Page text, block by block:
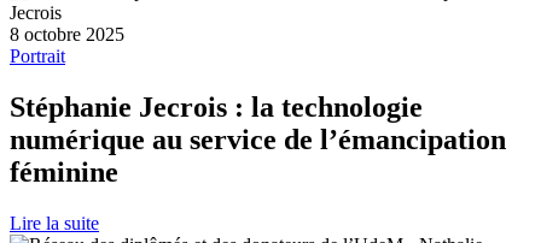
8 octobre 2025
Portrait
Stéphanie Jecrois : la technologie
numérique au service de l’émancipation
féminine
Lire la suite